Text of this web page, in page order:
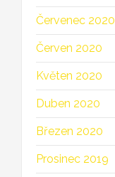
Červenec 2020
Červen 2020
Květen 2020
Duben 2020
Březen 2020
Prosinec 2019